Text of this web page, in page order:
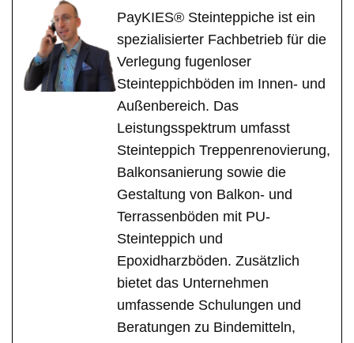
PayKIES® Steinteppiche ist ein
spezialisierter Fachbetrieb für die
Verlegung fugenloser
Steinteppichböden im Innen- und
Außenbereich. Das
Leistungsspektrum umfasst
Steinteppich Treppenrenovierung,
Balkonsanierung sowie die
Gestaltung von Balkon- und
Terrassenböden mit PU-
Steinteppich und
Epoxidharzböden. Zusätzlich
bietet das Unternehmen
umfassende Schulungen und
Beratungen zu Bindemitteln,